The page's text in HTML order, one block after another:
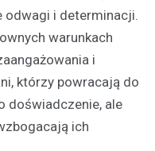
odwagi i determinacji.
warunkach
i
którzy powracają do
doświadczenie, ale
ich